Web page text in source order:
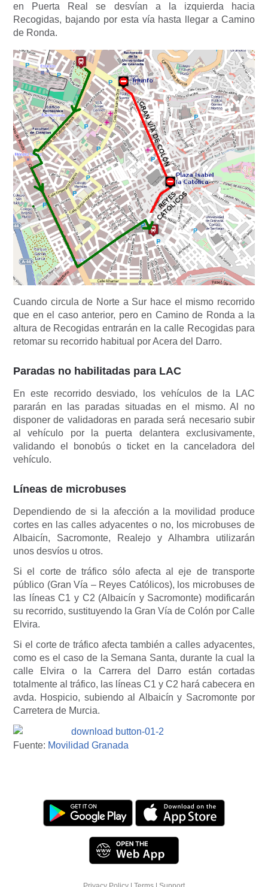
en Puerta Real se desvían a la izquierda hacia
Recogidas, bajando por esta vía hasta llegar a Camino
de Ronda.
Cuando circula de Norte a Sur hace el mismo recorrido
que en el caso anterior, pero en Camino de Ronda a la
altura de Recogidas entrarán en la calle Recogidas para
retomar su recorrido habitual por Acera del Darro.
Paradas no habilitadas para LAC
En este recorrido desviado, los vehículos de la LAC
pararán en las paradas situadas en el mismo. Al no
disponer de validadoras en parada será necesario subir
al vehículo por la puerta delantera exclusivamente,
validando el bonobús o ticket en la canceladora del
vehículo.
Líneas de microbuses
Dependiendo de si la afección a la movilidad produce
cortes en las calles adyacentes o no, los microbuses de
Albaicín, Sacromonte, Realejo y Alhambra utilizarán
unos desvíos u otros.
Si el corte de tráfico sólo afecta al eje de transporte
público (Gran Vía – Reyes Católicos), los microbuses de
las líneas C1 y C2 (Albaicín y Sacromonte) modificarán
su recorrido, sustituyendo la Gran Vía de Colón por Calle
Elvira.
Si el corte de tráfico afecta también a calles adyacentes,
como es el caso de la Semana Santa, durante la cual la
calle Elvira o la Carrera del Darro están cortadas
totalmente al tráfico, las líneas C1 y C2 hará cabecera en
avda. Hospicio, subiendo al Albaicín y Sacromonte por
Carretera de Murcia.
Fuente: Movilidad Granada